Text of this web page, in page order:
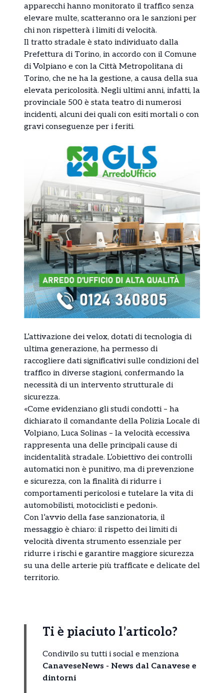
apparecchi hanno monitorato il traffico senza
elevare multe, scatteranno ora le sanzioni per
chi non rispetterà i limiti di velocità.
Il tratto stradale è stato individuato dalla
Prefettura di Torino, in accordo con il Comune
di Volpiano e con la Città Metropolitana di
Torino, che ne ha la gestione, a causa della sua
elevata pericolosità. Negli ultimi anni, infatti, la
provinciale 500 è stata teatro di numerosi
incidenti, alcuni dei quali con esiti mortali o con
gravi conseguenze per i feriti.
L’attivazione dei velox, dotati di tecnologia di
ultima generazione, ha permesso di
raccogliere dati significativi sulle condizioni del
traffico in diverse stagioni, confermando la
necessità di un intervento strutturale di
sicurezza.
«Come evidenziano gli studi condotti – ha
dichiarato il comandante della Polizia Locale di
Volpiano, Luca Solinas – la velocità eccessiva
rappresenta una delle principali cause di
incidentalità stradale. L’obiettivo dei controlli
automatici non è punitivo, ma di prevenzione
e sicurezza, con la finalità di ridurre i
comportamenti pericolosi e tutelare la vita di
automobilisti, motociclisti e pedoni».
Con l’avvio della fase sanzionatoria, il
messaggio è chiaro: il rispetto dei limiti di
velocità diventa strumento essenziale per
ridurre i rischi e garantire maggiore sicurezza
su una delle arterie più trafficate e delicate del
territorio.
Ti è piaciuto l’articolo?
Condivilo su tutti i social e menziona
CanaveseNews - News dal Canavese e
dintorni